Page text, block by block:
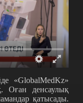
«GlobalMedKz»
Оған денсаулық
қатысады.